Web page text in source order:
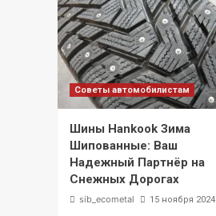
Советы автомобилистам
Шины Hankook Зима
Шипованные: Ваш
Надежный Партнёр на
Снежных Дорогах
sib_ecometal 15 ноября 2024